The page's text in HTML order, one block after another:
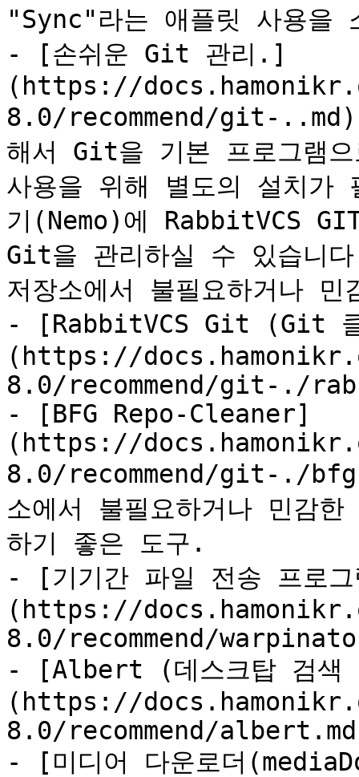
"Sync"라는 애플릿 사용을
- [손쉬운 Git 관리.]
(https://
8.0/recommend/git-..md):
해서 Git을 기본 프로그램
사용을 위해 별도의 설치
기(Nemo)에 RabbitVCS
Git을 관리하실 수 있습니
저장소에서 불필요하거나 민
- [RabbitVCS Git (Git
(https://
8.0/recommend/git-./
- [BFG Repo-Cleaner]
(https://
8.0/recommend/git-./
소에서 불필요하거나 민감
하기 좋은 도구.
- [기기간 파일 전송 프로
(https://
8.0/recommend/
- [Albert (데스크탑 검
(https://
8.0/recommend/
- [미디어 다운로더